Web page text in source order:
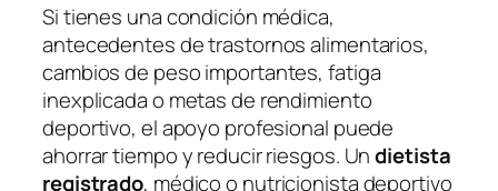
Si tienes una condición médica,
antecedentes de trastornos alimentarios,
cambios de peso importantes, fatiga
inexplicada o metas de rendimiento
deportivo, el apoyo profesional puede
ahorrar tiempo y reducir riesgos. Undietista
registrado, médico o nutricionista deportivo